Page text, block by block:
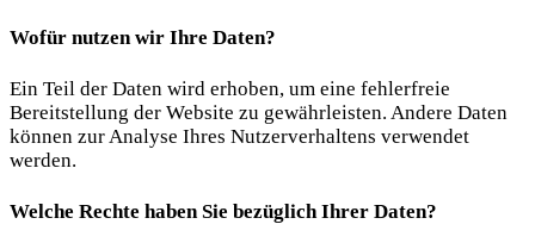
Wofür nutzen wir Ihre Daten?
Ein Teil der Daten wird erhoben, um eine fehlerfreie
Bereitstellung der Website zu gewährleisten. Andere Daten
können zur Analyse Ihres Nutzerverhaltens verwendet
werden.
Welche Rechte haben Sie bezüglich Ihrer Daten?